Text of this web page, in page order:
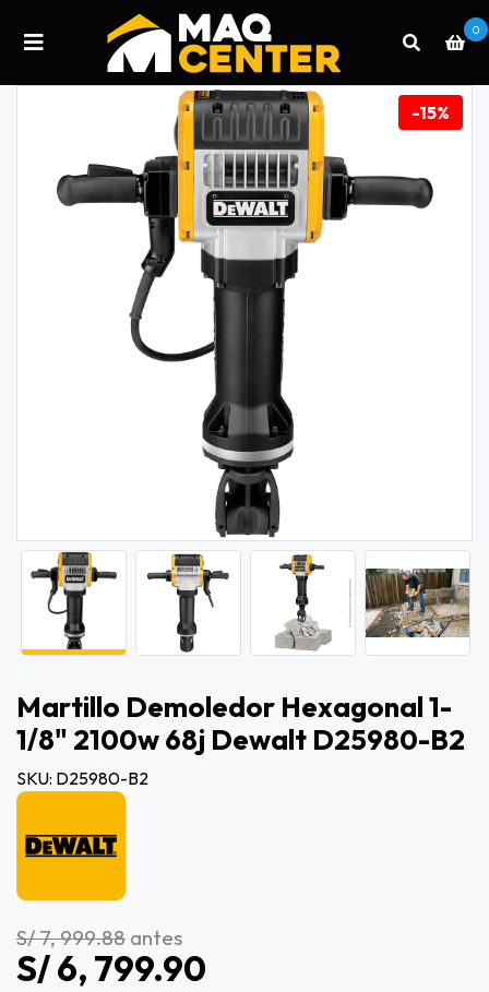
0
-15%
Martillo Demoledor Hexagonal 1-
1/8" 2100w 68j Dewalt D25980-B2
SKU: D25980-B2
S/ 7, 999.88 antes
S/ 6, 799.90